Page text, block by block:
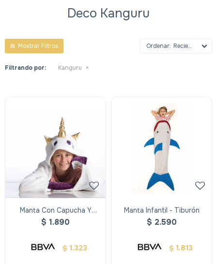
Deco Kanguru
Recientes
Filtrando por: Kanguru
Manta Con Capucha Y
Guantes - Unicornio
$ 1.890
$ 1.323
Manta Infantil - Tiburón
$ 2.590
$ 1.813